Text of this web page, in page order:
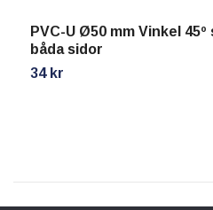
PVC-U Ø50 mm Vinkel
båda sidor
34 kr